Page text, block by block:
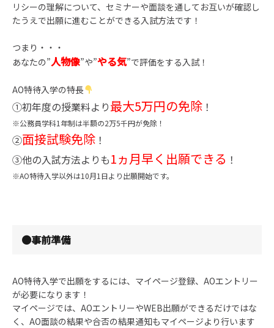
リシーの理解について、セミナーや面談を通してお互いが確認し
たうえで出願に進むことができる入試方法です！
つまり・・・
あなたの”人物像”や”やる気”で評価をする入試！
AO特待入学の特長
①初年度の授業料より最大5万円の免除 ！
※公務員学科1年制は半額の2万5千円が免除！
➁面接試験免除 ！
③他の入試方法よりも1ヵ月早く出願できる ！
※AO特待入学以外は10月1日より出願開始です。
●事前準備
AO特待入学で出願をするには、マイページ登録、AOエントリー
が必要になります！
マイページでは、AOエントリーやWEB出願ができるだけではな
く、AO面談の結果や合否の結果通知もマイページより行います